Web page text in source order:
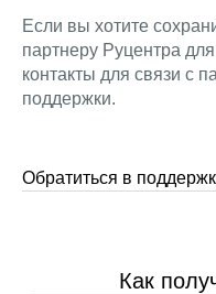
Если вы хотите
партнеру Руцентра
контакты для связи с
поддержки.
Обратиться в
Как